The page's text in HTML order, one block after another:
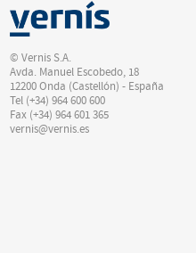
© Vernis S.A.
Avda. Manuel Escobedo, 18
12200 Onda (Castellón) - España
Tel (+34) 964 600 600
Fax (+34) 964 601 365
vernis@vernis.es